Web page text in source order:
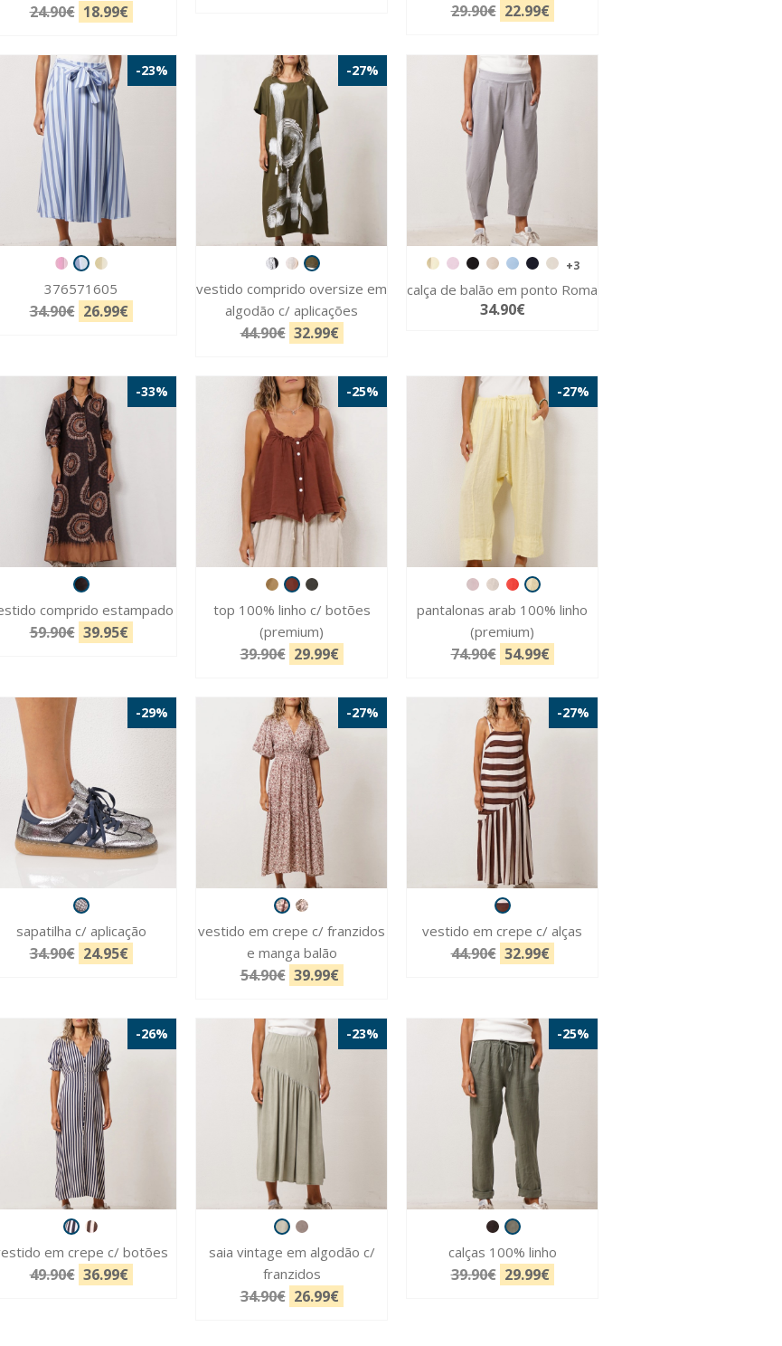
24.90€ 18.99€ 29.90€ 22.99€
-23%
376571605
34.90€ 26.99€
-27%
vestido comprido oversize em
algodão c/ aplicações
44.90€ 32.99€
+3
calça de balão em ponto Roma
34.90€
-33%
comprido estampado
59.90€ 39.95€
-25%
top 100% linho c/ botões
(premium)
39.90€ 29.99€
-27%
pantalonas arab 100% linho
(premium)
74.90€ 54.99€
-29%
sapatilha c/ aplicação
34.90€ 24.95€
-27%
vestido em crepe c/ franzidos
e manga balão
54.90€ 39.99€
-27%
vestido em crepe c/ alças
44.90€ 32.99€
-26%
em crepe c/ botões
49.90€ 36.99€
-23%
saia vintage em algodão c/
franzidos
34.90€ 26.99€
-25%
calças 100% linho
39.90€ 29.99€